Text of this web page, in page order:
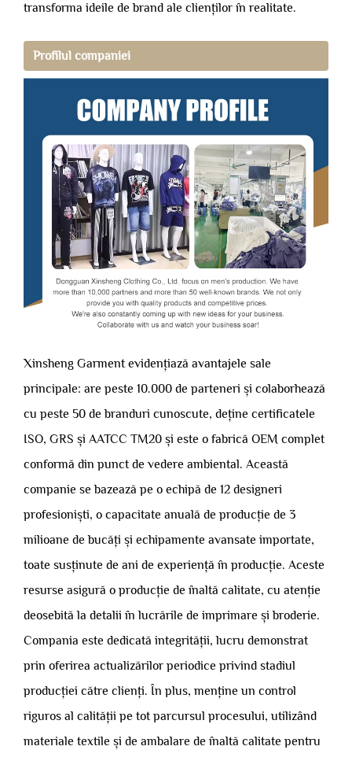
transforma ideile de brand ale clienților în realitate.
Profilul companiei
Xinsheng Garment evidențiază avantajele sale
principale: are peste 10.000 de parteneri și colaborhează
cu peste 50 de branduri cunoscute, deține certificatele
ISO, GRS și AATCC TM20 și este o fabrică OEM complet
conformă din punct de vedere ambiental. Această
companie se bazează pe o echipă de 12 designeri
profesioniști, o capacitate anuală de producție de 3
milioane de bucăți și echipamente avansate importate,
toate susținute de ani de experiență în producție. Aceste
resurse asigură o producție de înaltă calitate, cu atenție
deosebită la detalii în lucrările de imprimare și broderie.
Compania este dedicată integrității, lucru demonstrat
prin oferirea actualizărilor periodice privind stadiul
producției către clienți. În plus, menține un control
riguros al calității pe tot parcursul procesului, utilizând
materiale textile și de ambalare de înaltă calitate pentru